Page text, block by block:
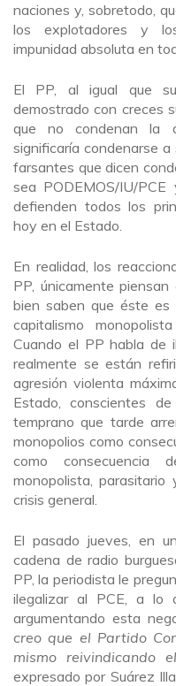
naciones y, sobretodo,
los explotadores y
impunidad absoluta en
El PP, al igual que
demostrado con creces
que no condenan la
significaría condenarse a
farsantes que dicen
sea PODEMOS/IU/
defienden todos los
hoy en el Estado.
En realidad, los
PP, únicamente
bien saben que éste es
capitalismo
Cuando el PP habla de
realmente se están
agresión violenta
Estado, conscientes
temprano que tarde
monopolios como
como consecuencia
monopolista,
crisis general.
El pasado jueves, en
cadena de radio
PP, la periodista le
ilegalizar al PCE, a lo
argumentando esta
creo que el Partido
mismo reivindicando
expresado por Suárez